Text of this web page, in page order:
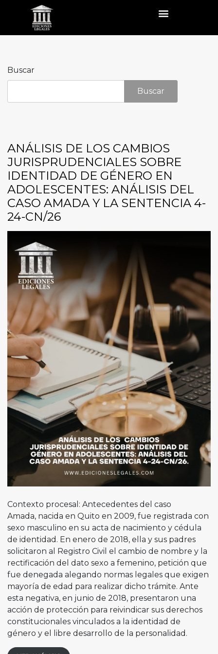
Buscar
Buscar
ANÁLISIS DE LOS CAMBIOS
JURISPRUDENCIALES SOBRE
IDENTIDAD DE GÉNERO EN
ADOLESCENTES: ANÁLISIS DEL
CASO AMADA Y LA SENTENCIA 4-
24-CN/26
Contexto procesal: Antecedentes del caso
Amada, nacida en Quito en 2009, fue registrada con
sexo masculino en su acta de nacimiento y cédula
de identidad. En enero de 2018, ella y sus padres
solicitaron al Registro Civil el cambio de nombre y la
rectificación del dato sexo a femenino, petición que
fue denegada alegando normas legales que exigen
mayoría de edad para realizar dicho trámite. Ante
esta negativa, en junio de 2018, presentaron una
acción de protección para reivindicar sus derechos
constitucionales vinculados a la identidad de
género y el libre desarrollo de la personalidad.